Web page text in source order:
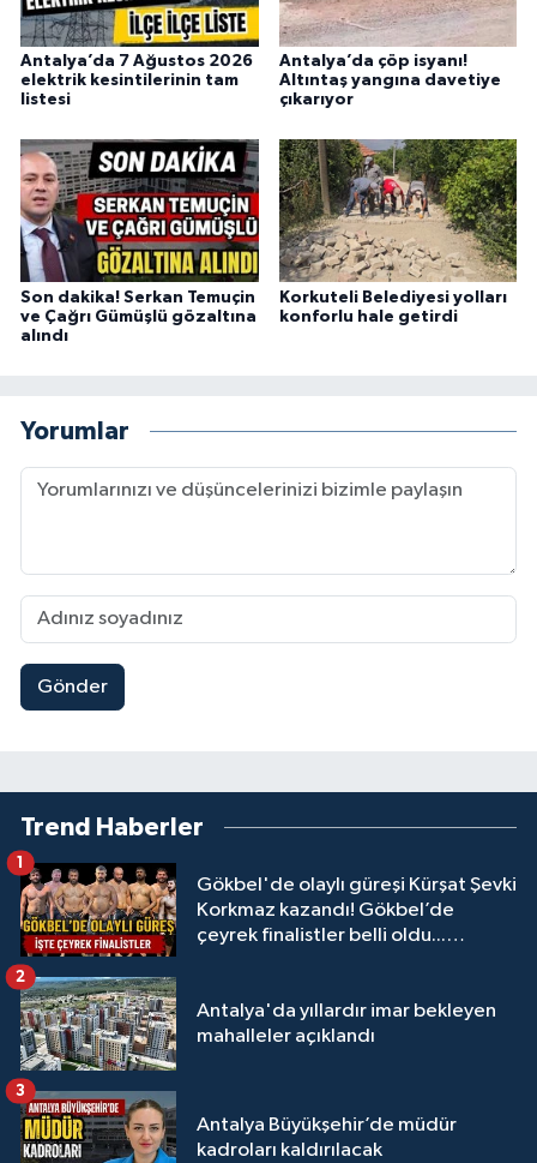
Antalya’da 7 Ağustos 2026
elektrik kesintilerinin tam
listesi
Antalya’da çöp isyanı!
Altıntaş yangına davetiye
çıkarıyor
Son dakika! Serkan Temuçin
ve Çağrı Gümüşlü gözaltına
alındı
Korkuteli Belediyesi yolları
konforlu hale getirdi
Yorumlar
Gönder
Trend Haberler
Gökbel'de olaylı güreşi Kürşat Şevki
Korkmaz kazandı! Gökbel’de
çeyrek finalistler belli oldu...
1
Antalya'da yıllardır imar bekleyen
mahalleler açıklandı
2
Antalya Büyükşehir’de müdür
kadroları kaldırılacak
3